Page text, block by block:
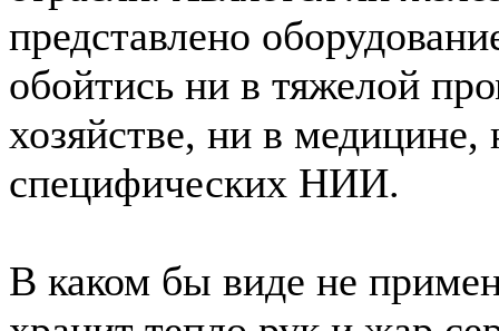
представлено
обойтись ни в тяжелой
хозяйстве, ни в медицине,
специфических НИИ.
В каком бы виде не